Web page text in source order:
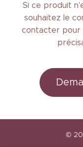
Si ce produit
souhaitez le
contacter pour
©